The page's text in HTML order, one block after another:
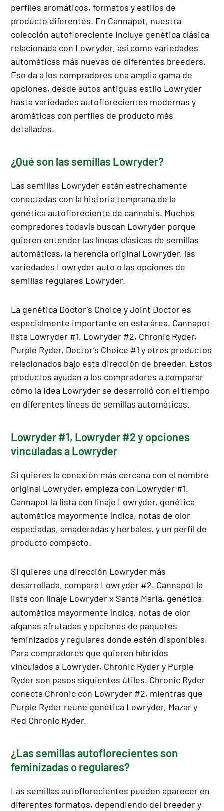
perfiles aromáticos, formatos y estilos de
producto diferentes. En Cannapot, nuestra
colección autofloreciente incluye genética clásica
relacionada con Lowryder, así como variedades
automáticas más nuevas de diferentes breeders.
Eso da a los compradores una amplia gama de
opciones, desde autos antiguas estilo Lowryder
hasta variedades autoflorecientes modernas y
aromáticas con perfiles de producto más
detallados.
¿Qué son las semillas Lowryder?
Las semillas Lowryder están estrechamente
conectadas con la historia temprana de la
genética autofloreciente de cannabis. Muchos
compradores todavía buscan Lowryder porque
quieren entender las líneas clásicas de semillas
automáticas, la herencia original Lowryder, las
variedades Lowryder auto o las opciones de
semillas regulares Lowryder.
La genética Doctor’s Choice y Joint Doctor es
especialmente importante en esta área. Cannapot
lista Lowryder #1, Lowryder #2, Chronic Ryder,
Purple Ryder, Doctor’s Choice #1 y otros productos
relacionados bajo esta dirección de breeder. Estos
productos ayudan a los compradores a comparar
cómo la idea Lowryder se desarrolló con el tiempo
en diferentes líneas de semillas automáticas.
Lowryder #1, Lowryder #2 y opciones
vinculadas a Lowryder
Si quieres la conexión más cercana con el nombre
original Lowryder, empieza con Lowryder #1.
Cannapot la lista con linaje Lowryder, genética
automática mayormente índica, notas de olor
especiadas, amaderadas y herbales, y un perfil de
producto compacto.
Si quieres una dirección Lowryder más
desarrollada, compara Lowryder #2. Cannapot la
lista con linaje Lowryder x Santa Maria, genética
automática mayormente índica, notas de olor
afganas afrutadas y opciones de paquetes
feminizados y regulares donde estén disponibles.
Para compradores que quieren híbridos
vinculados a Lowryder, Chronic Ryder y Purple
Ryder son pasos siguientes útiles. Chronic Ryder
conecta Chronic con Lowryder #2, mientras que
Purple Ryder reúne genética Lowryder, Mazar y
Red Chronic Ryder.
¿Las semillas autoflorecientes son
feminizadas o regulares?
Las semillas autoflorecientes pueden aparecer en
diferentes formatos, dependiendo del breeder y